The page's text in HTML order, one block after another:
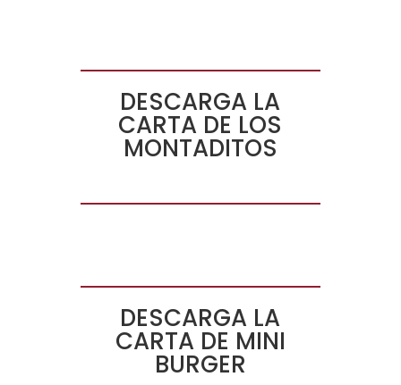
DESCARGA LA
CARTA DE LOS
MONTADITOS
DESCARGA LA
CARTA DE MINI
BURGER